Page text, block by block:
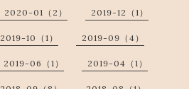
2020-01（2） 2019-12（1）
2019-10（1） 2019-09（4）
2019-06（1） 2019-04（1）